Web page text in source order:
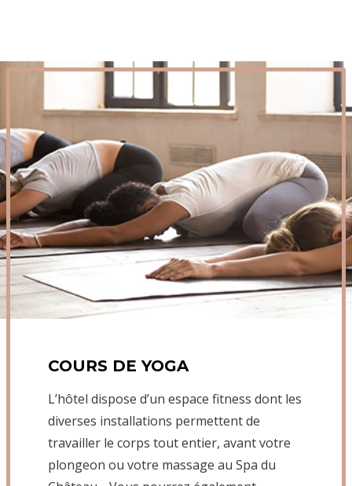
COURS DE YOGA
L’hôtel dispose d’un espace fitness dont les
diverses installations permettent de
travailler le corps tout entier, avant votre
plongeon ou votre massage au Spa du